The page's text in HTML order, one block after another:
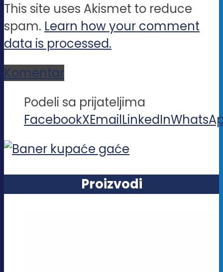
This site uses Akismet to reduce
spam. Learn how your comment
data is processed.
Komentar
Podeli sa prijateljima
FacebookXEmailLinkedIn
Proizvodi